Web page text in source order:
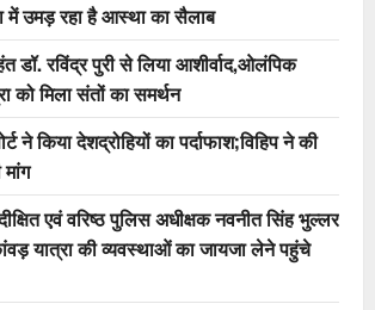
में उमड़ रहा है आस्था का सैलाब
डॉ. रविंद्र पुरी से लिया आशीर्वाद,ओलंपिक
को मिला संतों का समर्थन
ने किया देशद्रोहियों का पर्दाफाश;विहिप ने की
एवं वरिष्ठ पुलिस अधीक्षक नवनीत सिंह भुल्लर
यात्रा की व्यवस्थाओं का जायजा लेने पहुंचे